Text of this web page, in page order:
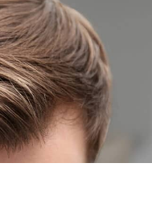
iyileştirici özelliğe
Saç derisi, ekim
bu süreçte sprey
kabuklanarak
sebep oluyor.
iyileşen saç ekiminde
saç derisini ve kökleri